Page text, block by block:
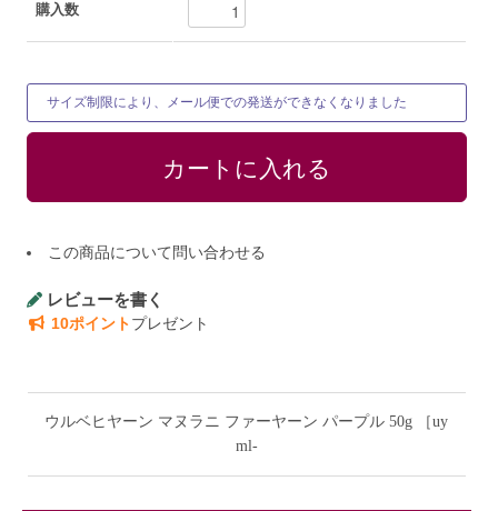
購入数
サイズ制限により、メール便での発送ができなくなりました
この商品について問い合わせる
レビューを書く
10ポイントプレゼント
ウルベヒヤーン マヌラニ ファーヤーン パープル 50g ［uy
ml-